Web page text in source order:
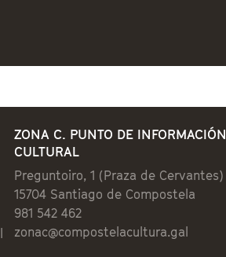
ZONA C. PUNTO DE INFORMACIÓN
CULTURAL
Preguntoiro, 1 (Praza de Cervantes)
15704 Santiago de Compostela
981 542 462
zonac@compostelacultura.gal